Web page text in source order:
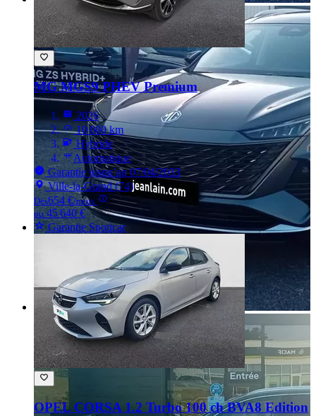
MG MGS9PHEV Premium
2026
10 000 km
Hybride
Automatique
Garantie jusqu’au 07/04/2033
Ville-la-Grand (74)
Dès654 €/mois
ou 45 640 €
Garantie Spoticar
OPEL CORSA 1.2 Turbo 100 ch BVA8 Edition